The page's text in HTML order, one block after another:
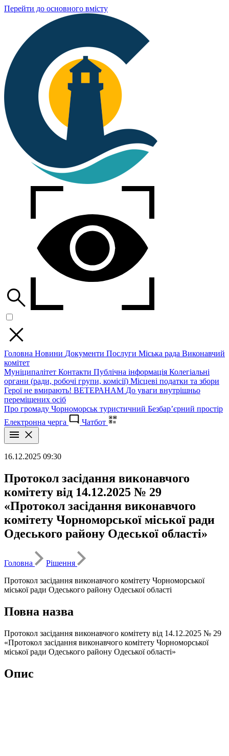
Перейти до основного вмісту
Головна Новини Документи Послуги Міська рада Виконавчий
комітет
Муніципалітет Контакти Публічна інформація Колегіальні
органи (ради, робочі групи, комісії) Місцеві податки та збори
Герої не вмирають! ВЕТЕРАНАМ До уваги внутрішньо
переміщених осіб
Про громаду Чорноморськ туристичний Безбар’єрний простір
Електронна черга
Чатбот
16.12.2025 09:30
Протокол засідання виконавчого
комітету від 14.12.2025 № 29
«Протокол засідання виконавчого
комітету Чорноморської міської ради
Одеського району Одеської області»
Головна
Рішення
Протокол засідання виконавчого комітету Чорноморської
міської ради Одеського району Одеської області
Повна назва
Протокол засідання виконавчого комітету від 14.12.2025 № 29
«Протокол засідання виконавчого комітету Чорноморської
міської ради Одеського району Одеської області»
Опис